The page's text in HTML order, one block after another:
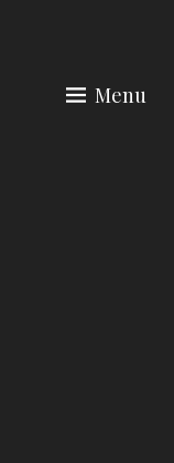
Menu